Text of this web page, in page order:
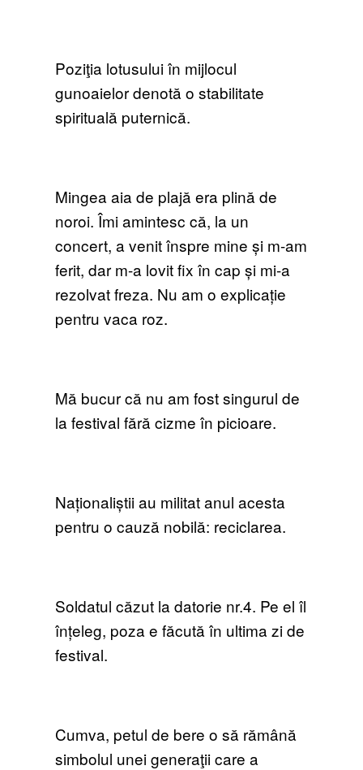
Poziţia lotusului în mijlocul
gunoaielor denotă o stabilitate
spirituală puternică.
Mingea aia de plajă era plină de
noroi. Îmi amintesc că, la un
concert, a venit înspre mine și m-am
ferit, dar m-a lovit fix în cap și mi-a
rezolvat freza. Nu am o explicație
pentru vaca roz.
Mă bucur că nu am fost singurul de
la festival fără cizme în picioare.
Naționaliștii au militat anul acesta
pentru o cauză nobilă: reciclarea.
Soldatul căzut la datorie nr.4. Pe el îl
înțeleg, poza e făcută în ultima zi de
festival.
Cumva, petul de bere o să rămână
simbolul unei generaţii care a